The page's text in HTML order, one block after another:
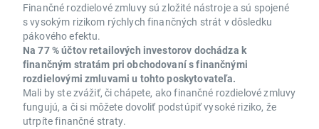
Finančné rozdielové zmluvy sú zložité nástroje a sú spojené
s vysokým rizikom rýchlych finančných strát v dôsledku
pákového efektu.
Na 77 % účtov retailových investorov dochádza k
finančným stratám pri obchodovaní s finančnými
rozdielovými zmluvami u tohto poskytovateľa.
Mali by ste zvážiť, či chápete, ako finančné rozdielové zmluvy
fungujú, a či si môžete dovoliť podstúpiť vysoké riziko, že
utrpíte finančné straty.